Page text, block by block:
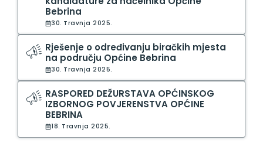
Bebrina
30. Travnja 2025.
Rješenje o određivanju biračkih mjesta
na području Općine Bebrina
30. Travnja 2025.
RASPORED DEŽURSTAVA OPĆINSKOG
IZBORNOG POVJERENSTVA OPĆINE
BEBRINA
18. Travnja 2025.